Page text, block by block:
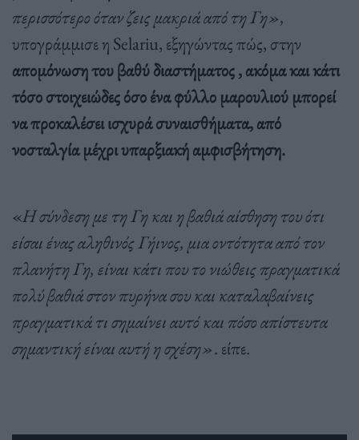
περισσότερο όταν ζεις μακριά από τη Γη»,
υπογράμμισε η Selariu, εξηγώντας πώς, στην
απομόνωση του βαθύ διαστήματος , ακόμα και κάτι
τόσο στοιχειώδες όσο ένα φύλλο μαρουλιού μπορεί
να προκαλέσει ισχυρά συναισθήματα, από
νοσταλγία μέχρι υπαρξιακή αμφισβήτηση.
«Η σύνδεση με τη Γη και η βαθιά αίσθηση του ότι
είσαι ένας αληθινός Γήινος, μια οντότητα από τον
πλανήτη Γη, είναι κάτι που το νιώθεις πραγματικά
πολύ βαθιά στον πυρήνα σου και καταλαβαίνεις
πραγματικά τι σημαίνει αυτό και πόσο απίστευτα
σημαντική είναι αυτή η σχέση». είπε.